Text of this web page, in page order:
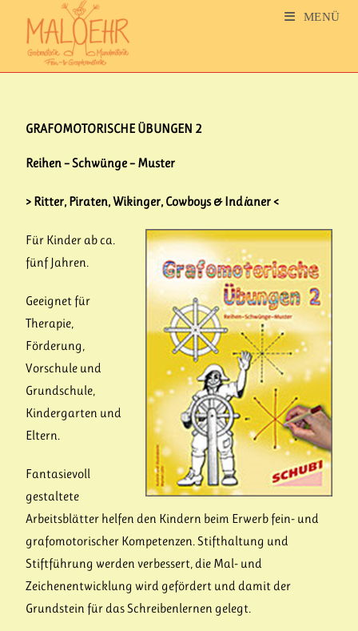
MENÜ
GRAFOMOTORISCHE ÜBUNGEN 2
Reihen – Schwünge – Muster
> Ritter, Piraten, Wikinger, Cowboys & Indianer <
Für Kinder ab ca.
fünf Jahren.
Geeignet für
Therapie,
Förderung,
Vorschule und
Grundschule,
Kindergarten und
Eltern.
Fantasievoll
gestaltete
Arbeitsblätter helfen den Kindern beim Erwerb fein- und
grafomotorischer Kompetenzen. Stifthaltung und
Stiftführung werden verbessert, die Mal- und
Zeichenentwicklung wird gefördert und damit der
Grundstein für das Schreibenlernen gelegt.